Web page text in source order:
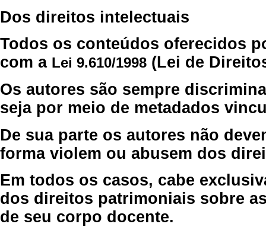
Dos direitos intelectuais
Todos os conteúdos oferecidos
com a Lei 9.610/1998 (Lei de
Os autores são sempre
seja por meio de metadados
De sua parte os autores não
forma violem ou abusem dos
Em todos os casos, cabe
dos direitos patrimoniais sobre
de seu corpo docente.